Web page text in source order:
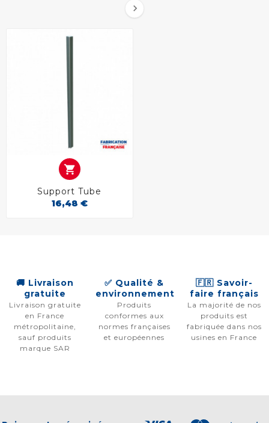


Support Tube
16,48 €
🚚 Livraison
gratuite
Livraison gratuite
en France
métropolitaine,
sauf produits
marque SAR
✅ Qualité &
environnement
Produits
conformes aux
normes françaises
et européennes
🇫🇷 Savoir-
faire français
La majorité de nos
produits est
fabriquée dans nos
usines en France